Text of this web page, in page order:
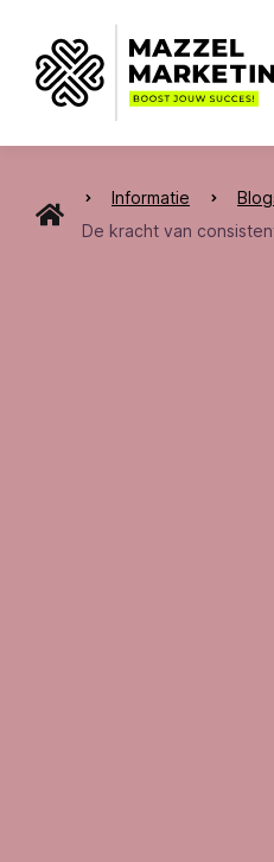
Informatie
De kracht van